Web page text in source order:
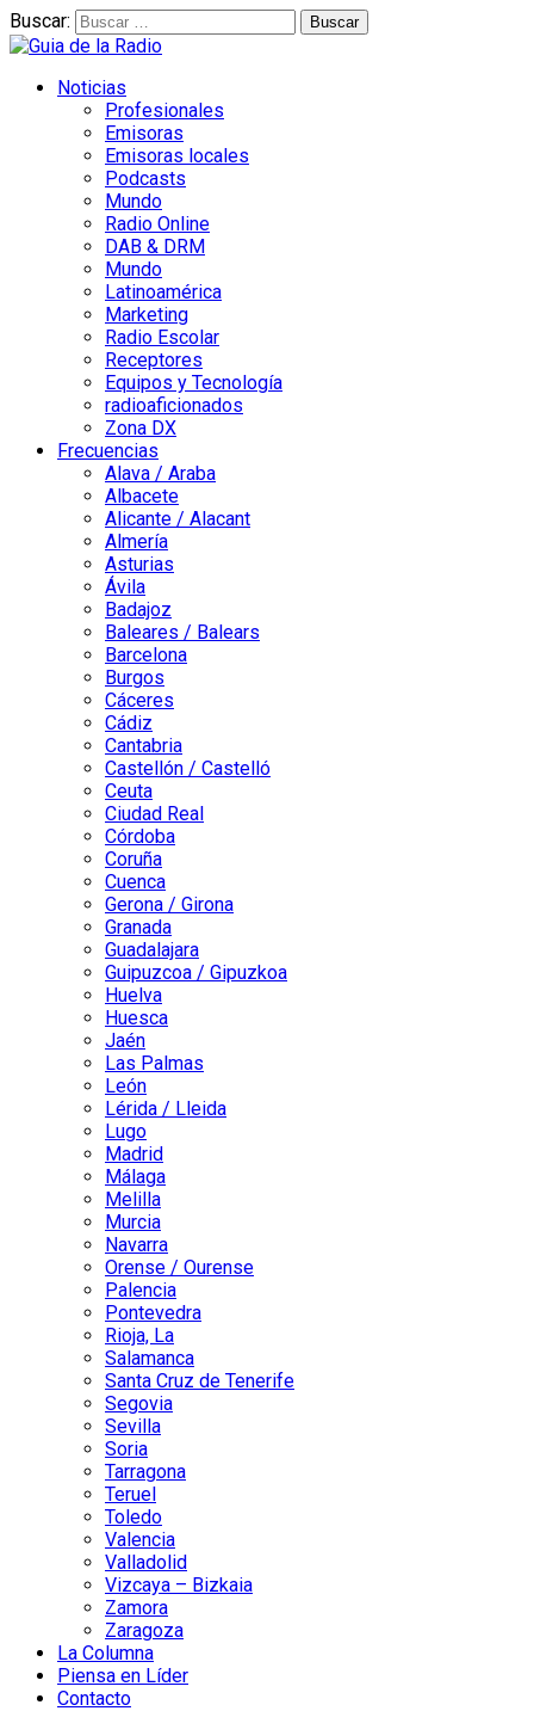
Buscar:
Noticias
Profesionales
Emisoras
Emisoras locales
Podcasts
Mundo
Radio Online
DAB & DRM
Mundo
Latinoamérica
Marketing
Radio Escolar
Receptores
Equipos y Tecnología
radioaficionados
Zona DX
Frecuencias
Alava / Araba
Albacete
Alicante / Alacant
Almería
Asturias
Ávila
Badajoz
Baleares / Balears
Barcelona
Burgos
Cáceres
Cádiz
Cantabria
Castellón / Castelló
Ceuta
Ciudad Real
Córdoba
Coruña
Cuenca
Gerona / Girona
Granada
Guadalajara
Guipuzcoa / Gipuzkoa
Huelva
Huesca
Jaén
Las Palmas
León
Lérida / Lleida
Lugo
Madrid
Málaga
Melilla
Murcia
Navarra
Orense / Ourense
Palencia
Pontevedra
Rioja, La
Salamanca
Santa Cruz de Tenerife
Segovia
Sevilla
Soria
Tarragona
Teruel
Toledo
Valencia
Valladolid
Vizcaya – Bizkaia
Zamora
Zaragoza
La Columna
Piensa en Líder
Contacto